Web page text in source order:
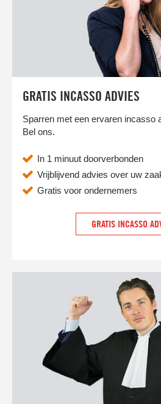
GRATIS INCASSO ADVIES
Sparren met een ervaren incasso
Bel ons.
In 1 minuut doorverbonden
Vrijblijvend advies over uw
Gratis voor ondernemers
GRATIS INCASSO